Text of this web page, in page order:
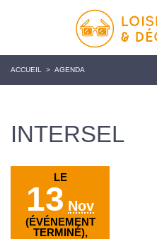
ACCUEIL > AGENDA
INTERSEL
LE
13 Nov
(ÉVÉNEMENT
TERMINÉ),